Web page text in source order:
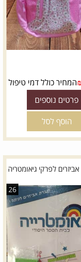
₪המחיר כולל דמי טיפול
פרטים נוספים
הוסף לסל
לפרקי גיאומטריה
26